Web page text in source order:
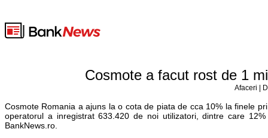
Cosmote a facut rost de 1
Afaceri |
Cosmote Romania a ajuns la o cota de piata de cca 10% la finele
operatorul a inregistrat 633.420 de noi utilizatori, dintre care
BankNews.ro.